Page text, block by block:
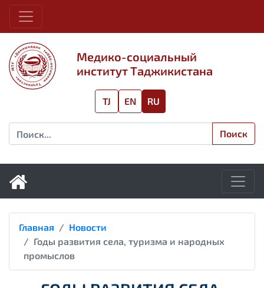
Медико-социальный
институт Таджикистана
Поиск
TJ RU
EN
Главная
Новости
Годы развития села, туризма и народных
промыслов